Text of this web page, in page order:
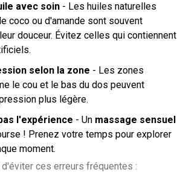
avec soin - Les huiles naturelles
coco ou d'amande sont souvent
douceur. Évitez celles qui contiennent
selon la zone - Les zones
le cou et le bas du dos peuvent
plus légère.
l'expérience - Un massage sensuel
! Prenez votre temps pour explorer
moment.
d'éviter ces erreurs fréquentes :